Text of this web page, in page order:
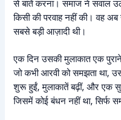
से बातें करना। समाज ने सवाल
किसी की परवाह नहीं की। वह
सबसे बड़ी आज़ादी थी।
एक दिन उसकी मुलाकात एक
जो कभी आरवी को समझता था,
शुरू हुईं, मुलाकातें बढ़ीं, और एक
जिसमें कोई बंधन नहीं था, सिर्फ